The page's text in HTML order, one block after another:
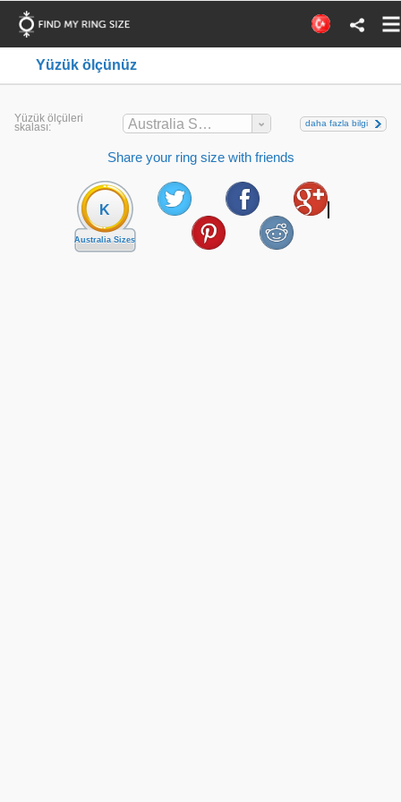
Yüzük ölçünüz
Yüzük ölçüleri
skalası: Australia Sizes daha fazla bilgi
Share your ring size with friends
K
Australia Sizes